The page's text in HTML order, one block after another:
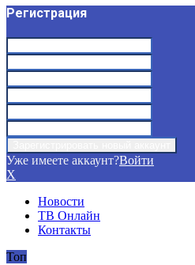
Регистрация
Уже имеете аккаунт?Войти
X
Новости
ТВ Онлайн
Контакты
Топ